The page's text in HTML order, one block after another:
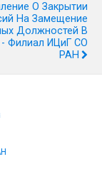
О Закрытии
На Замещение
Должностей В
Филиал ИЦиГ СО
РАН